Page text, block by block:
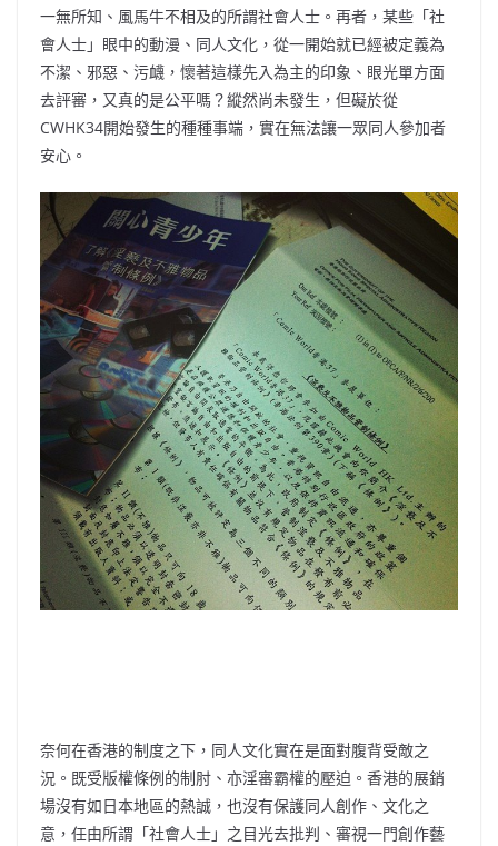
一無所知、風馬牛不相及的所謂社會人士。再者，某些「社
會人士」眼中的動漫、同人文化，從一開始就已經被定義為
不潔、邪惡、污衊，懷著這樣先入為主的印象、眼光單方面
去評審，又真的是公平嗎？縱然尚未發生，但礙於從
CWHK34開始發生的種種事端，實在無法讓一眾同人參加者
安心。
奈何在香港的制度之下，同人文化實在是面對腹背受敵之
況。既受版權條例的制肘、亦淫審霸權的壓迫。香港的展銷
場沒有如日本地區的熱誠，也沒有保護同人創作、文化之
意，任由所謂「社會人士」之目光去批判、審視一門創作藝